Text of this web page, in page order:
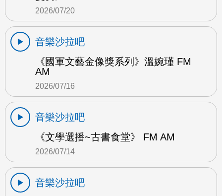
2026/07/20
音樂沙拉吧
《國軍文藝金像獎系列》溫婉瑾 FM
AM
2026/07/16
音樂沙拉吧
《文學選播~古書食堂》 FM AM
2026/07/14
音樂沙拉吧